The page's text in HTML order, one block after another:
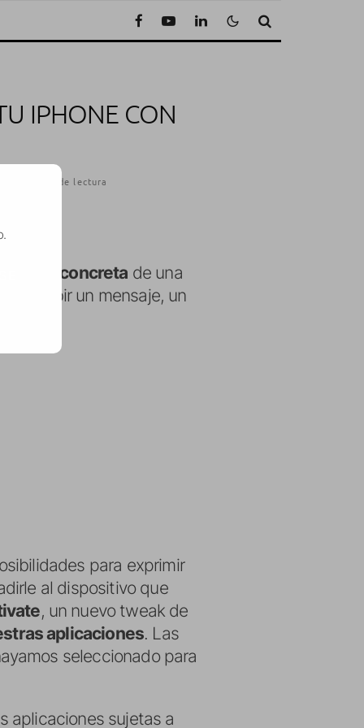
IPHONE CON
1 Minuto de lectura
acción concreta de una
escribir un mensaje, un
para exprimir
al dispositivo que
, un nuevo tweak de
aplicaciones. Las
seleccionado para
aplicaciones sujetas a